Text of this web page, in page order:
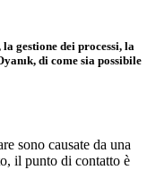
gestione dei processi, la
di come sia possibile
sono causate da una
il punto di contatto è